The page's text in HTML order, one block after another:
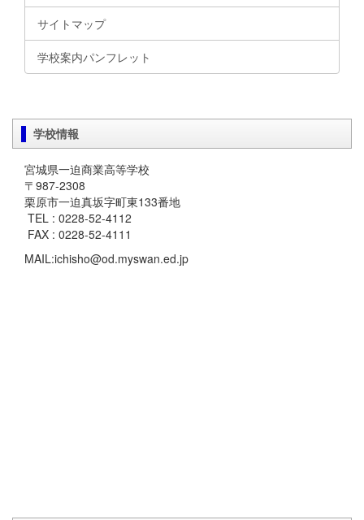
サイトマップ
学校案内パンフレット
学校情報
宮城県一迫商業高等学校
〒987-2308
栗原市一迫真坂字町東133番地
TEL : 0228-52-4112
FAX : 0228-52-4111
MAIL:ichisho@od.myswan.ed.jp